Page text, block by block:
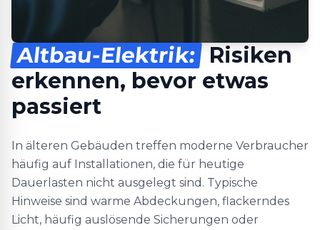
Altbau-Elektrik: Risiken
erkennen, bevor etwas
passiert
In älteren Gebäuden treffen moderne Verbraucher
häufig auf Installationen, die für heutige
Dauerlasten nicht ausgelegt sind. Typische
Hinweise sind warme Abdeckungen, flackerndes
Licht, häufig auslösende Sicherungen oder